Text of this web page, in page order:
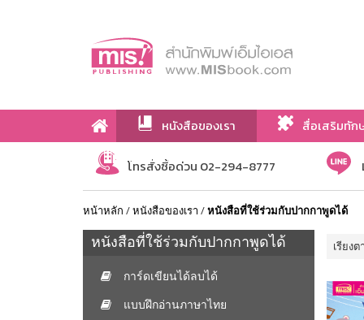
หนังสือของเรา
สื่อเสริมทัก
เกี่ยวกับเรา
โทรสั่งซื้อด่วน 02-294-8777
หน้าหลัก /หนังสือของเรา /หนังสือที่ใช้ร่วมกับปากกาพูดได้
หนังสือที่ใช้ร่วมกับปากกาพูดได้
การ์ดเขียนได้ลบได้
แบบฝึกอ่านภาษาไทย
เรียง